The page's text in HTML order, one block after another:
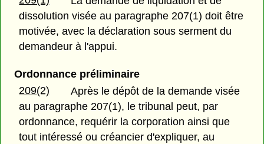
dissolution visée au paragraphe 207(1) doit être
motivée, avec la déclaration sous serment du
demandeur à l'appui.
Ordonnance préliminaire
209(2)
Après le dépôt de la demande visée
au paragraphe 207(1), le tribunal peut, par
ordonnance, requérir la corporation ainsi que
tout intéressé ou créancier d'expliquer, au